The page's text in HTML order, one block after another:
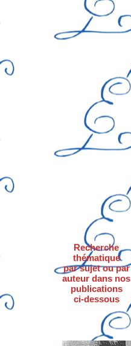
Recherche
thématique
par sujet ou par
auteur dans nos
publications
ci-dessous